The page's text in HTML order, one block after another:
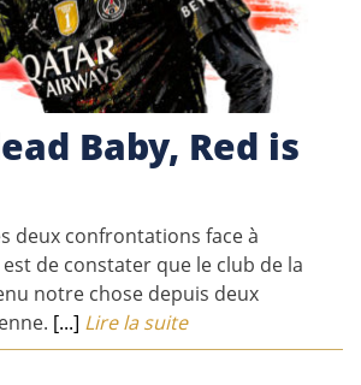
Baby, Red is
deux confrontations face à
de constater que le club de la
notre chose depuis deux
[...] Lire la suite